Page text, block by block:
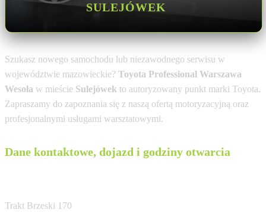
SULEJÓWEK
Szukasz nowego samochodu lub niezawodnego serwisu w
województwie mazowieckie? Toyota Professional Warszawa
Wesoła w mieście Sulejówek to autoryzowany punkt marki Toyota.
Zapraszamy do zapoznania się z naszą ofertą motoryzacyjną oraz
profesjonalnymi usługami warsztatowymi.
Dane kontaktowe, dojazd i godziny otwarcia
Trakt Brzeski 170